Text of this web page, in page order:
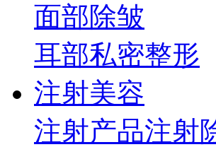
面部除皱
耳部私密整形
注射美容
注射产品注射